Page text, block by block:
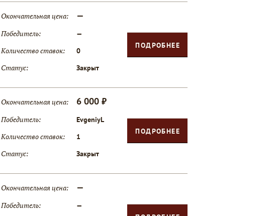
Окончательная цена: —
Победитель: —
Количество ставок: 0
Статус: Закрыт
ПОДРОБНЕЕ
Окончательная цена: 6 000 ₽
Победитель: EvgeniyL
Количество ставок: 1
Статус: Закрыт
ПОДРОБНЕЕ
Окончательная цена: —
Победитель:
—